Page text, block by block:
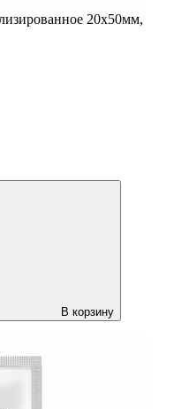
20х50мм,
В корзину